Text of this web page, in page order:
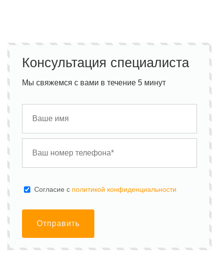
Консультация специалиста
Мы свяжемся с вами в течение 5 минут
Cогласие с политикой конфиденциальности
Отправить